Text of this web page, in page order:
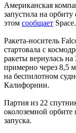
Американская
запустила на
этом сообщает
Ракета-носитель
стартовала с
ракеты вернулась
примерно через 8,5
на беспилотном
Калифорнии.
Партия из 22
околоземной
запуска.